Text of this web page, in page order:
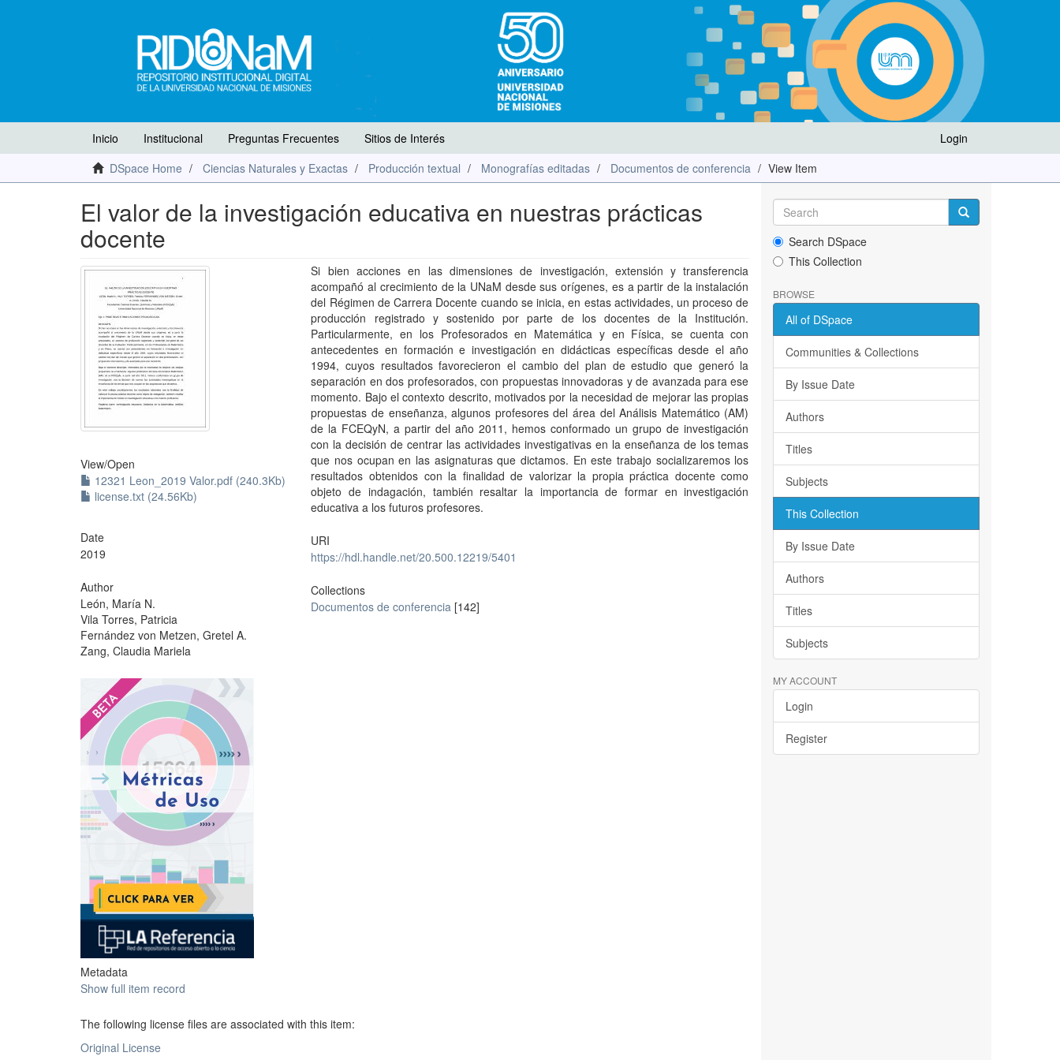
Login
Inicio Institucional Preguntas Frecuentes
Sitios de Interés
DSpace Home
Ciencias Naturales y Exactas Producción textual Monografías editadas Documentos de conferencia View Item
El valor de la investigación educativa en nuestras prácticas
docente
View/Open
12321 Leon_2019 Valor.pdf (240.3Kb)
license.txt (24.56Kb)
Date
2019
Author
León, María N.
Vila Torres, Patricia
Fernández von Metzen, Gretel A.
Zang, Claudia Mariela
?
Metadata
Show full item record
Si bien acciones en las dimensiones de investigación, extensión y transferencia
acompañó al crecimiento de la UNaM desde sus orígenes, es a partir de la instalación
del Régimen de Carrera Docente cuando se inicia, en estas actividades, un proceso de
producción registrado y sostenido por parte de los docentes de la Institución.
Particularmente, en los Profesorados en Matemática y en Física, se cuenta con
antecedentes en formación e investigación en didácticas específicas desde el año
1994, cuyos resultados favorecieron el cambio del plan de estudio que generó la
separación en dos profesorados, con propuestas innovadoras y de avanzada para ese
momento. Bajo el contexto descrito, motivados por la necesidad de mejorar las propias
propuestas de enseñanza, algunos profesores del área del Análisis Matemático (AM)
de la FCEQyN, a partir del año 2011, hemos conformado un grupo de investigación
con la decisión de centrar las actividades investigativas en la enseñanza de los temas
que nos ocupan en las asignaturas que dictamos. En este trabajo socializaremos los
resultados obtenidos con la finalidad de valorizar la propia práctica docente como
objeto de indagación, también resaltar la importancia de formar en investigación
educativa a los futuros profesores.
URI
https://hdl.handle.net/20.500.12219/5401
Collections
Documentos de conferencia [142]
The following license files are associated with this item:
Original License
Search DSpace
This Collection
BROWSE
All of DSpace
Communities & Collections
By Issue Date
Authors
Titles
Subjects
This Collection
By Issue Date
Authors
Titles
Subjects
MY ACCOUNT
Login
Register